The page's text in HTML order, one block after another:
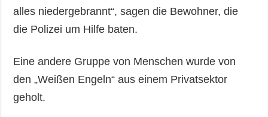
alles niedergebrannt“, sagen die Bewohner, die
die Polizei um Hilfe baten.
Eine andere Gruppe von Menschen wurde von
den „Weißen Engeln“ aus einem Privatsektor
geholt.